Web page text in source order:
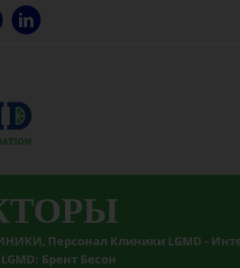
Персонал Клиники LGMD -
Брент Бесон